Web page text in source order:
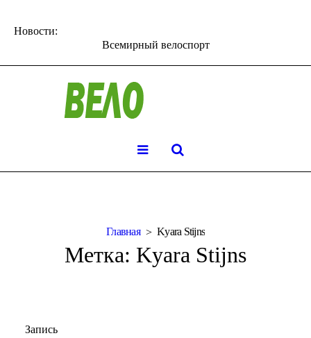
Новости:
Всемирный велоспорт
Главная Kyara Stijns
Метка: Kyara Stijns
Запись